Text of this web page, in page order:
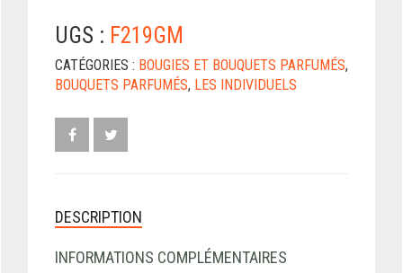
UGS : F219GM
CATÉGORIES : BOUGIES ET BOUQUETS PARFUMÉS,
BOUQUETS PARFUMÉS, LES INDIVIDUELS
DESCRIPTION
INFORMATIONS COMPLÉMENTAIRES